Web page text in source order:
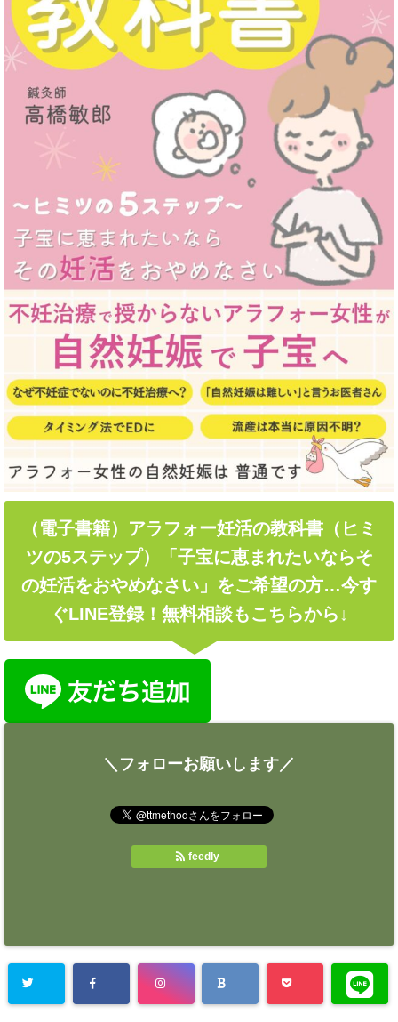
（電子書籍）アラフォー妊活の教科書（ヒミ
ツの5ステップ）「子宝に恵まれたいならそ
の妊活をおやめなさい」をご希望の方…今す
ぐLINE登録！無料相談もこちらから↓
＼フォローお願いします／
feedly